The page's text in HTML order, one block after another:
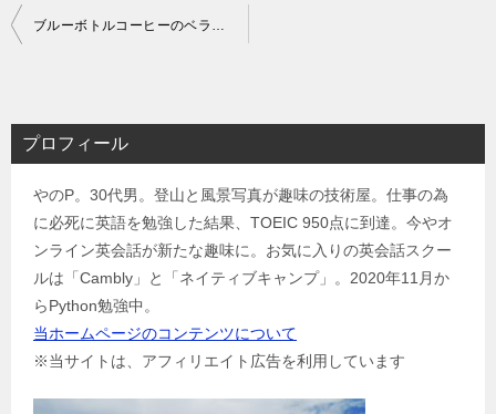
投
ビ
ゲ
ブルーボトルコーヒーのベラ・ドノヴァンを飲んでみた
プロフィール
やのP。30代男。登山と風景写真が趣味の技術屋。仕事の為
に必死に英語を勉強した結果、TOEIC 950点に到達。今やオ
ンライン英会話が新たな趣味に。お気に入りの英会話スクー
ルは「Cambly」と「ネイティブキャンプ」。2020年11月か
らPython勉強中。
当ホームページのコンテンツについて
※当サイトは、アフィリエイト広告を利用しています